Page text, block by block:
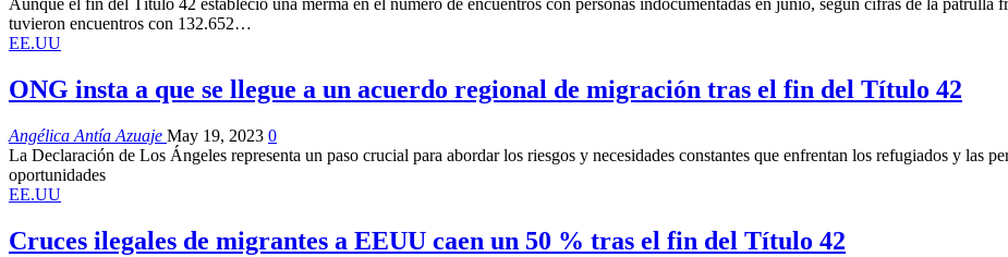
Aunque el fin del Título 42 estableció una merma en el número de encuentros con personas indocumentadas en junio, según cifras de la patrulla
tuvieron encuentros con 132.652…
EE.UU
ONG insta a que se llegue a un acuerdo regional de migración tras el fin del Título 42
Angélica Antía Azuaje May 19, 2023 0
La Declaración de Los Ángeles representa un paso crucial para abordar los riesgos y necesidades constantes que enfrentan los refugiados y las
oportunidades
EE.UU
Cruces ilegales de migrantes a EEUU caen un 50 % tras el fin del Título 42